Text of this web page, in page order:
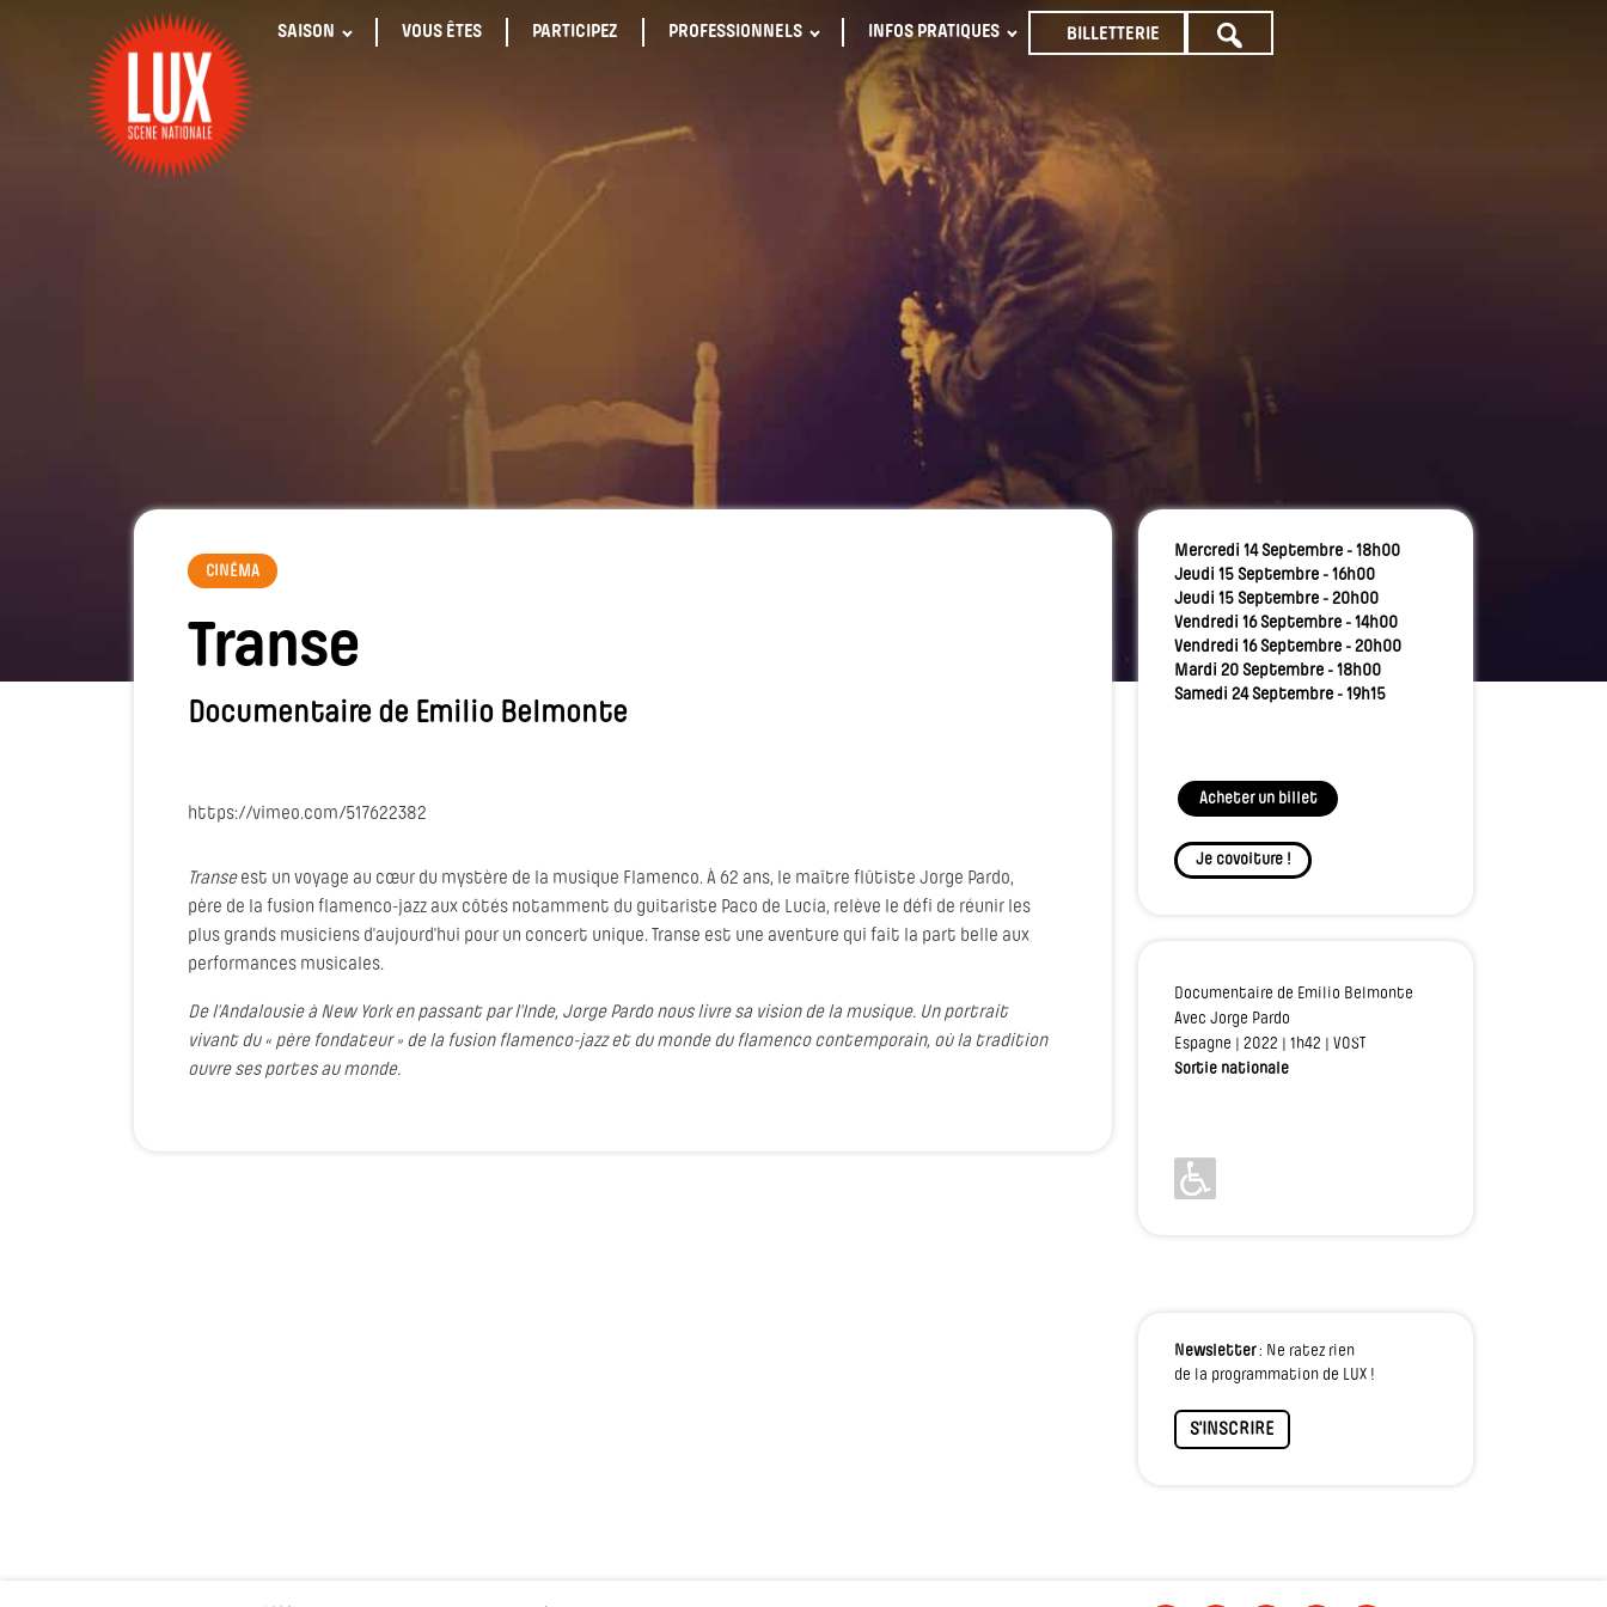
SAISON VOUS ÊTES PARTICIPEZ PROFESSIONNELS INFOS PRATIQUES BILLETTERIE
TOUTE
CINÉMA
Transe
Documentaire de Emilio Belmonte
https://vimeo.com/517622382
Transeest un voyage au cœur du mystère de la musique Flamenco. À 62 ans, le maître flûtiste Jorge Pardo,
père de la fusion flamenco-jazz aux côtés notamment du guitariste Paco de Lucía, relève le défi de réunir les
plus grands musiciens d’aujourd’hui pour un concert unique. Transe est une aventure qui fait la part belle aux
performances musicales.
De l’Andalousie à New York en passant par l’Inde, Jorge Pardo nous livre sa vision de la musique. Un portrait
vivant du « père fondateur » de la fusion flamenco-jazz et du monde du flamenco contemporain, où la tradition
ouvre ses portes au monde.
Mercredi 14 Septembre - 18h00
Jeudi 15 Septembre - 16h00
Jeudi 15 Septembre - 20h00
Vendredi 16 Septembre - 14h00
Vendredi 16 Septembre - 20h00
Mardi 20 Septembre - 18h00
Samedi 24 Septembre - 19h15
Acheter un billet
Je covoiture !
Documentaire de Emilio Belmonte
Avec Jorge Pardo
Espagne | 2022 | 1h42 | VOST
Sortie nationale
Newsletter: Ne ratez rien
de la programmation de LUX !
S'INSCRIRE